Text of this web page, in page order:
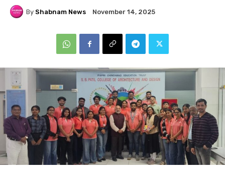
By Shabnam News November 14, 2025